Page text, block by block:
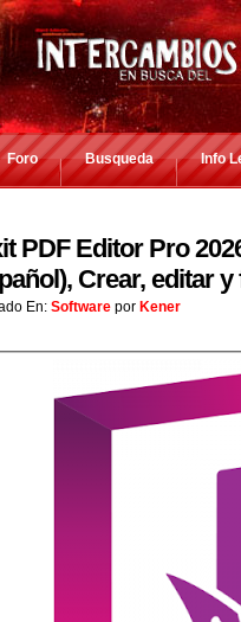
Foro Busqueda Info
PDF Editor Pro
Crear, editar
En: Software por Kener